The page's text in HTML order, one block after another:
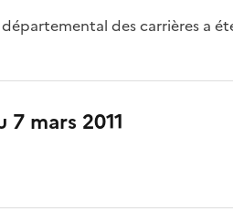
des carrières a
mars 2011